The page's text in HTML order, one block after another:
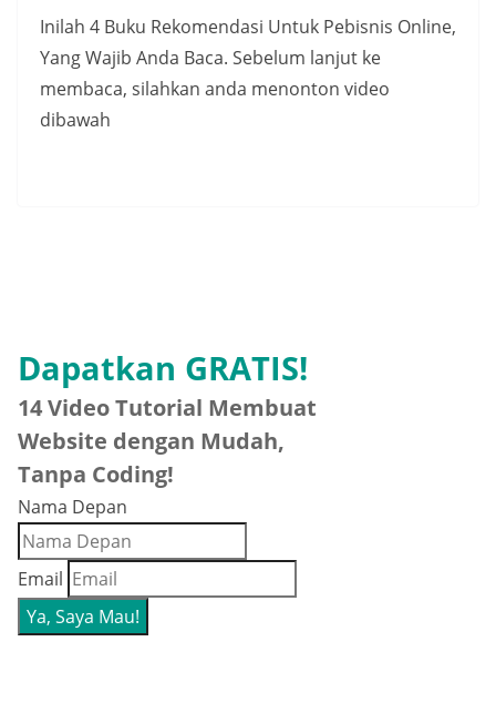
Inilah 4 Buku Rekomendasi Untuk Pebisnis Online,
Yang Wajib Anda Baca. Sebelum lanjut ke
membaca, silahkan anda menonton video
dibawah
Dapatkan GRATIS!
14 Video Tutorial Membuat
Website dengan Mudah,
Tanpa Coding!
Nama Depan
Email